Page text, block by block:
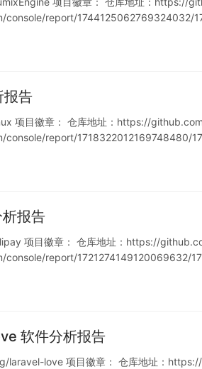
console/report/1744125062769324032/
告
项目徽章： 仓库地址：https://
report/1718322012169748480/
报告
项目徽章： 仓库地址：https://
report/1721274149120069632/
软件分析报告
laravel-love 项目徽章： 仓库地址：